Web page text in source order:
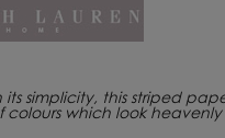
its simplicity, this striped
colours which look heavenly